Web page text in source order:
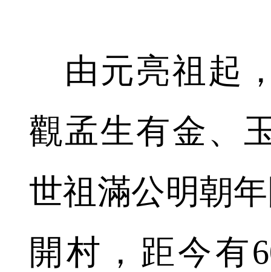
由元亮祖起
觀孟生有金、
世祖滿公明朝
開村，距今有